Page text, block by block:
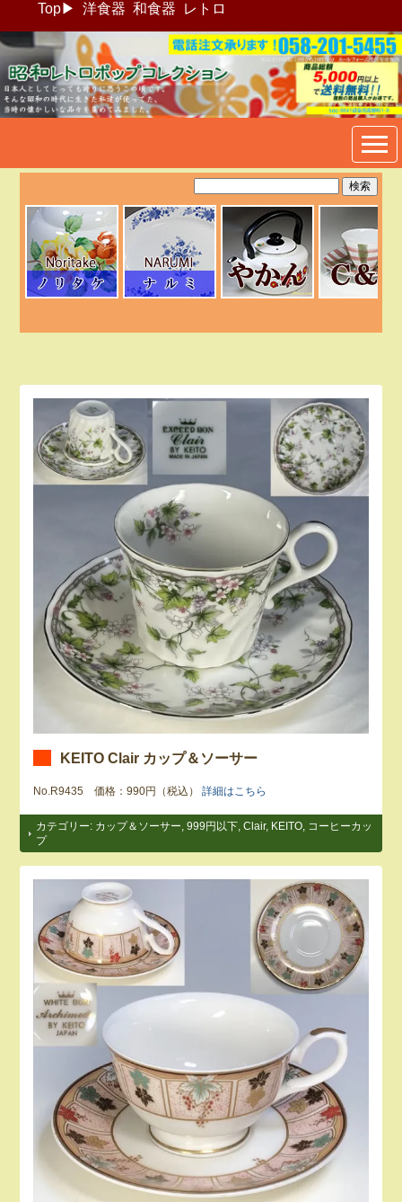
Top▶ 洋食器 和食器 レトロ
昭和レトロポップ食器生活雑
貨通販＠フリマート
KEITO Clair カップ＆ソーサー
No.R9435 価格：990円（税込）詳細はこちら
カテゴリー: カップ＆ソーサー ,999円以下 ,Clair, KEITO
コーヒーカッ
プ